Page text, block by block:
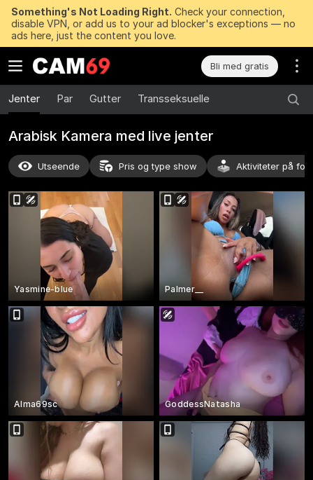
Something's Not Loading Right. Check your connection,
disable VPN, or add us to your ad blocker's exceptions — no
ads here, just the content you love.
Bli med gratis
Jenter Par Gutter Transseksuelle
Arabisk Kamera med live jenter
Utseende Pris og type show Aktiviteter på
Yasmine-blue Palmer__
Alma69sc GoddessNatasha